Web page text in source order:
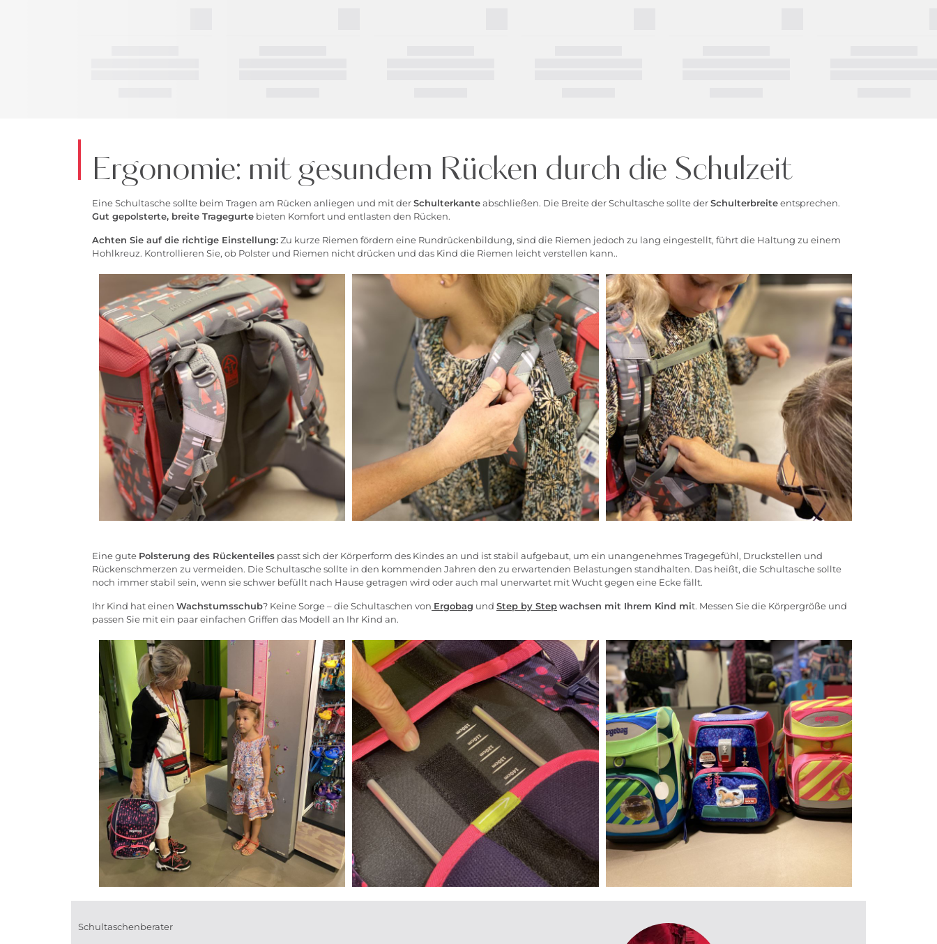
Ergonomie: mit gesundem Rücken durch die Schulzeit
Eine Schultasche sollte beim Tragen am Rücken anliegen und mit derSchulterkanteabschließen. Die Breite der Schultasche sollte derSchulterbreiteentsprechen.
Gut gepolsterte, breite Tragegurte bieten Komfort und entlasten den Rücken.
Achten Sie auf die richtige Einstellung:Zu kurze Riemen fördern eine Rundrückenbildung, sind die Riemen jedoch zu lang eingestellt, führt die Haltung zu einem
Hohlkreuz. Kontrollieren Sie, ob Polster und Riemen nicht drücken und das Kind die Riemen leicht verstellen kann..
Eine gute Polsterung des Rückenteiles passt sich der Körperform des Kindes an und ist stabil aufgebaut, um ein unangenehmes Tragegefühl, Druckstellen und
Rückenschmerzen zu vermeiden. Die Schultasche sollte in den kommenden Jahren den zu erwartenden Belastungen standhalten. Das heißt, die Schultasche sollte
noch immer stabil sein, wenn sie schwer befüllt nach Hause getragen wird oder auch mal unerwartet mit Wucht gegen eine Ecke fällt.
Ihr Kind hat einen Wachstumsschub? Keine Sorge – die Schultaschen von Ergobag und Step by Stepwachsen mit Ihrem Kind mit. Messen Sie die Körpergröße und
passen Sie mit ein paar einfachen Griffen das Modell an Ihr Kind an.
Schultaschenberater